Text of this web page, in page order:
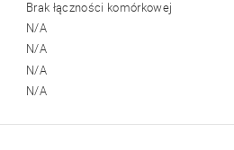
Brak łączności komórkowej
N/A
N/A
N/A
N/A